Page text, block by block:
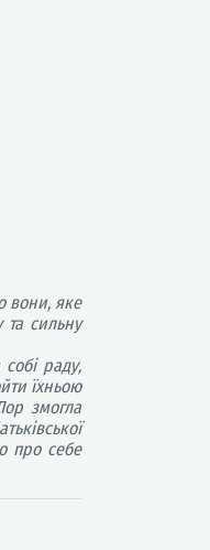
вони, яке
та сильну
раду,
їхньою
змогла
про себе